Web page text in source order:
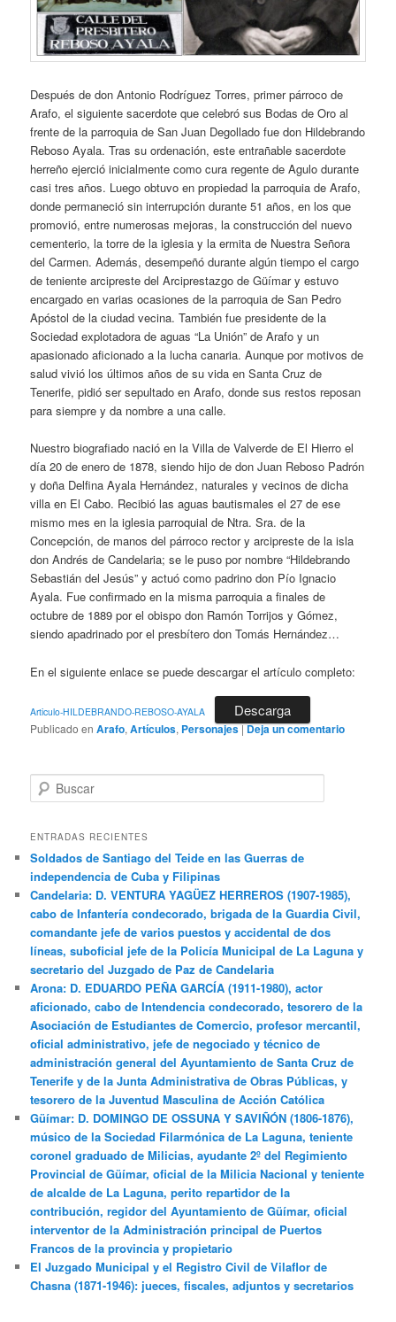
Después de don Antonio Rodríguez Torres, primer párroco de
Arafo, el siguiente sacerdote que celebró sus Bodas de Oro al
frente de la parroquia de San Juan Degollado fue don Hildebrando
Reboso Ayala. Tras su ordenación, este entrañable sacerdote
herreño ejerció inicialmente como cura regente de Agulo durante
casi tres años. Luego obtuvo en propiedad la parroquia de Arafo,
donde permaneció sin interrupción durante 51 años, en los que
promovió, entre numerosas mejoras, la construcción del nuevo
cementerio, la torre de la iglesia y la ermita de Nuestra Señora
del Carmen. Además, desempeñó durante algún tiempo el cargo
de teniente arcipreste del Arciprestazgo de Güímar y estuvo
encargado en varias ocasiones de la parroquia de San Pedro
Apóstol de la ciudad vecina. También fue presidente de la
Sociedad explotadora de aguas “La Unión” de Arafo y un
apasionado aficionado a la lucha canaria. Aunque por motivos de
salud vivió los últimos años de su vida en Santa Cruz de
Tenerife, pidió ser sepultado en Arafo, donde sus restos reposan
para siempre y da nombre a una calle.
Nuestro biografiado nació en la Villa de Valverde de El Hierro el
día 20 de enero de 1878, siendo hijo de don Juan Reboso Padrón
y doña Delfina Ayala Hernández, naturales y vecinos de dicha
villa en El Cabo. Recibió las aguas bautismales el 27 de ese
mismo mes en la iglesia parroquial de Ntra. Sra. de la
Concepción, de manos del párroco rector y arcipreste de la isla
don Andrés de Candelaria; se le puso por nombre “Hildebrando
Sebastián del Jesús” y actuó como padrino don Pío Ignacio
Ayala. Fue confirmado en la misma parroquia a finales de
octubre de 1889 por el obispo don Ramón Torrijos y Gómez,
siendo apadrinado por el presbítero don Tomás Hernández…
En el siguiente enlace se puede descargar el artículo completo:
Articulo-HILDEBRANDO-REBOSO-AYALA Descarga
Publicado en Arafo,Artículos, Personajes|Deja un comentario
u
c
r
ENTRADAS RECIENTES
Soldados de Santiago del Teide en las Guerras de
independencia de Cuba y Filipinas
Candelaria: D. VENTURA YAGÜEZ HERREROS (1907-1985),
cabo de Infantería condecorado, brigada de la Guardia Civil,
comandante jefe de varios puestos y accidental de dos
líneas, suboficial jefe de la Policía Municipal de La Laguna y
secretario del Juzgado de Paz de Candelaria
Arona: D. EDUARDO PEÑA GARCÍA (1911-1980), actor
aficionado, cabo de Intendencia condecorado, tesorero de la
Asociación de Estudiantes de Comercio, profesor mercantil,
oficial administrativo, jefe de negociado y técnico de
administración general del Ayuntamiento de Santa Cruz de
Tenerife y de la Junta Administrativa de Obras Públicas, y
tesorero de la Juventud Masculina de Acción Católica
Güímar: D. DOMINGO DE OSSUNA Y SAVIÑÓN (1806-1876),
músico de la Sociedad Filarmónica de La Laguna, teniente
coronel graduado de Milicias, ayudante 2º del Regimiento
Provincial de Güímar, oficial de la Milicia Nacional y teniente
de alcalde de La Laguna, perito repartidor de la
contribución, regidor del Ayuntamiento de Güímar, oficial
interventor de la Administración principal de Puertos
Francos de la provincia y propietario
El Juzgado Municipal y el Registro Civil de Vilaflor de
Chasna (1871-1946): jueces, fiscales, adjuntos y secretarios